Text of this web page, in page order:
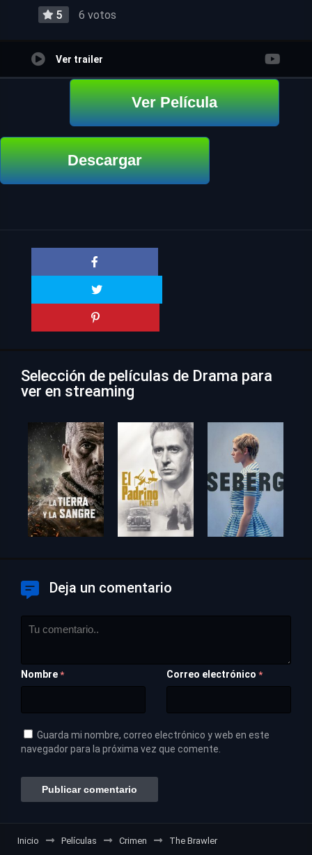
5 6 votos
Ver trailer
Ver Película
Descargar
Selección de películas de Drama para
ver en streaming
Deja un comentario
Nombre * Correo electrónico *
Guarda mi nombre, correo electrónico y web en este
navegador para la próxima vez que comente.
Inicio Películas Crimen The Brawler